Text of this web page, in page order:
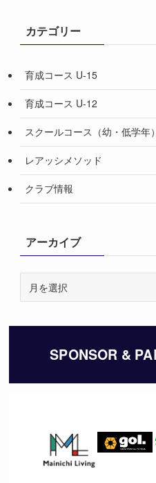
カテゴリー
育成コース U-15
育成コース U-12
スクールコース（幼・低学年）
レアッシメソッド
クラブ情報
アーカイブ
イ
SPONSOR &